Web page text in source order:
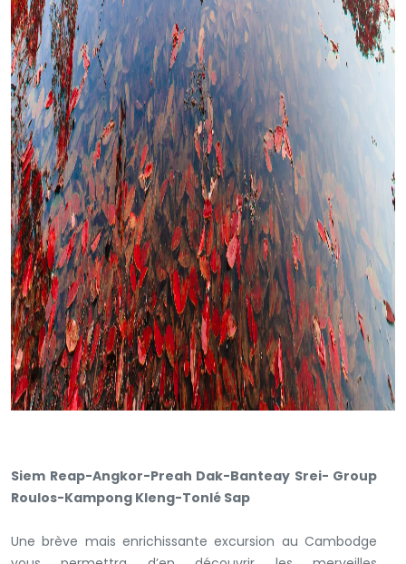
Siem Reap-Angkor-Preah Dak-Banteay Srei- Group
Roulos-Kampong Kleng-Tonlé Sap
Une brève mais enrichissante excursion au Cambodge